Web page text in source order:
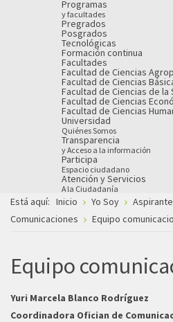
Programas
y facultades
Pregrados
Posgrados
Tecnológicas
Formación continua
Facultades
Facultad de Ciencias
Facultad de Ciencias
Facultad de Ciencias de la
Facultad de Ciencias
Facultad de Ciencias
Universidad
Quiénes Somos
Transparencia
y Acceso a la información
Participa
Espacio ciudadano
Atención y Servicios
A la Ciudadanía
Está aquí: Inicio Yo Soy Aspirante
Comunicaciones
Equipo
Equipo
Yuri Marcela Blanco Rodríguez
Coordinadora Ofician de